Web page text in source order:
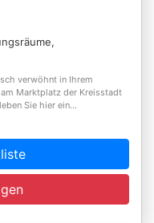
verwöhnt in Ihrem
Marktplatz der Kreisstadt
Sie hier ein...